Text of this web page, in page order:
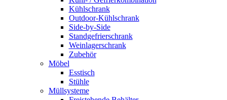
Kühlschrank
Outdoor-Kühlschrank
Side-by-Side
Standgefrierschrank
Weinlagerschrank
Zubehör
Möbel
Esstisch
Stühle
Müllsysteme